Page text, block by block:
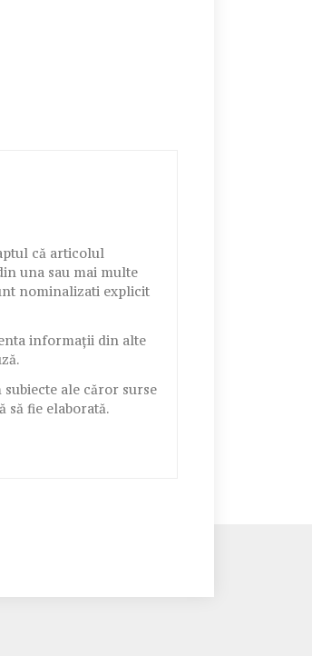
că articolul
una sau mai multe
nominalizati explicit
informații din alte
ale căror surse
fie elaborată.